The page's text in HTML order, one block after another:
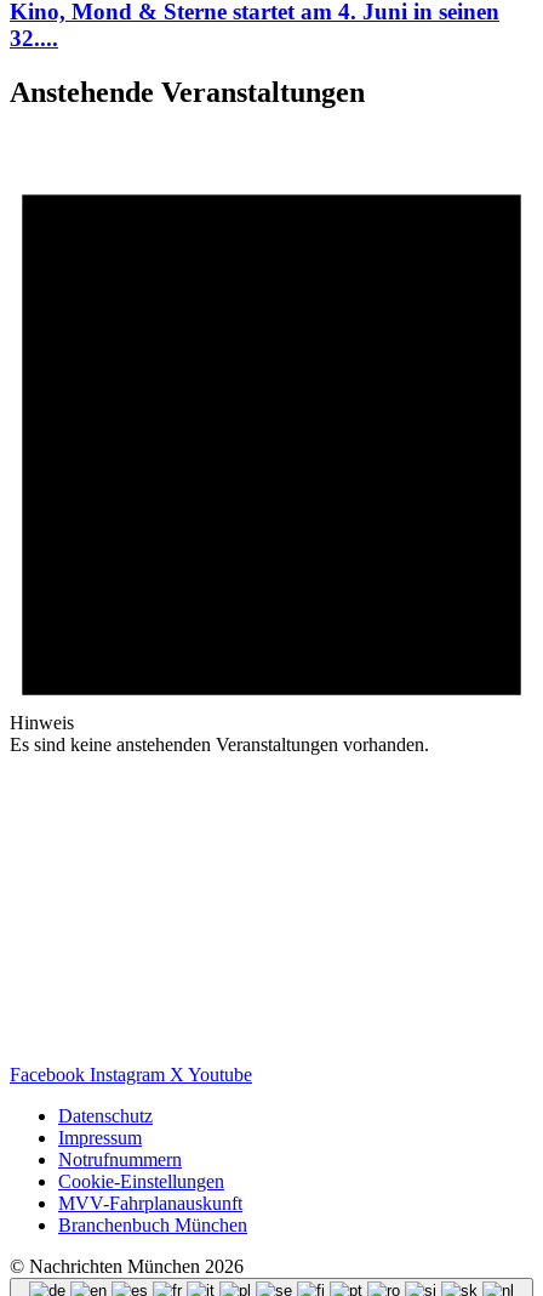
Kino, Mond & Sterne startet am 4. Juni in seinen
32....
Anstehende Veranstaltungen
Hinweis
Es sind keine anstehenden Veranstaltungen vorhanden.
Facebook Instagram X Youtube
Datenschutz
Impressum
Notrufnummern
Cookie-Einstellungen
MVV-Fahrplanauskunft
Branchenbuch München
© Nachrichten München 2026